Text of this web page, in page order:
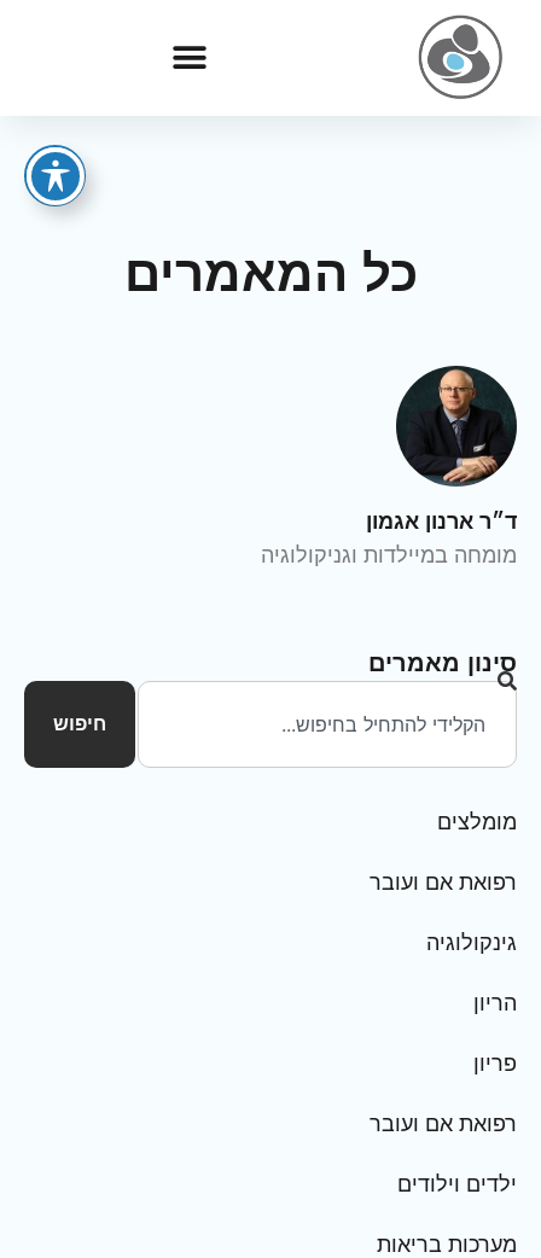
כל המאמרים
ד״ר ארנון אגמון
מומחה במיילדות וגניקולוגיה
סינון מאמרים
חיפוש
מומלצים
רפואת אם ועובר
גינקולוגיה
הריון
פריון
רפואת אם ועובר
ילדים וילודים
מערכות בריאות